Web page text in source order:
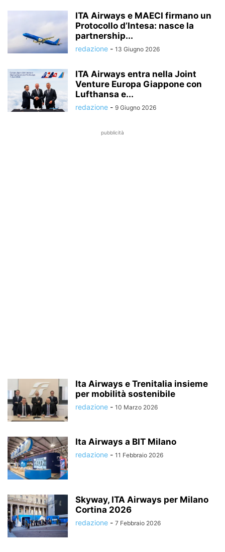
ITA Airways e MAECI firmano un
Protocollo d’Intesa: nasce la
partnership...
redazione - 13 Giugno 2026
ITA Airways entra nella Joint
Venture Europa Giappone con
Lufthansa e...
redazione - 9 Giugno 2026
pubblicità
Ita Airways e Trenitalia insieme
per mobilità sostenibile
redazione - 10 Marzo 2026
Ita Airways a BIT Milano
redazione - 11 Febbraio 2026
Skyway, ITA Airways per Milano
Cortina 2026
redazione - 7 Febbraio 2026